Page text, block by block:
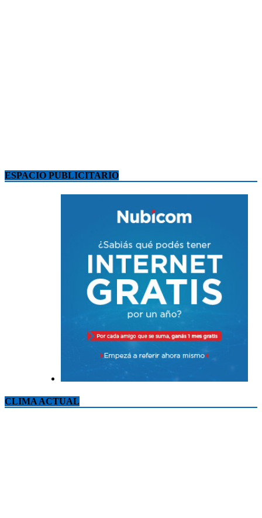
ESPACIO PUBLICITARIO
CLIMA ACTUAL